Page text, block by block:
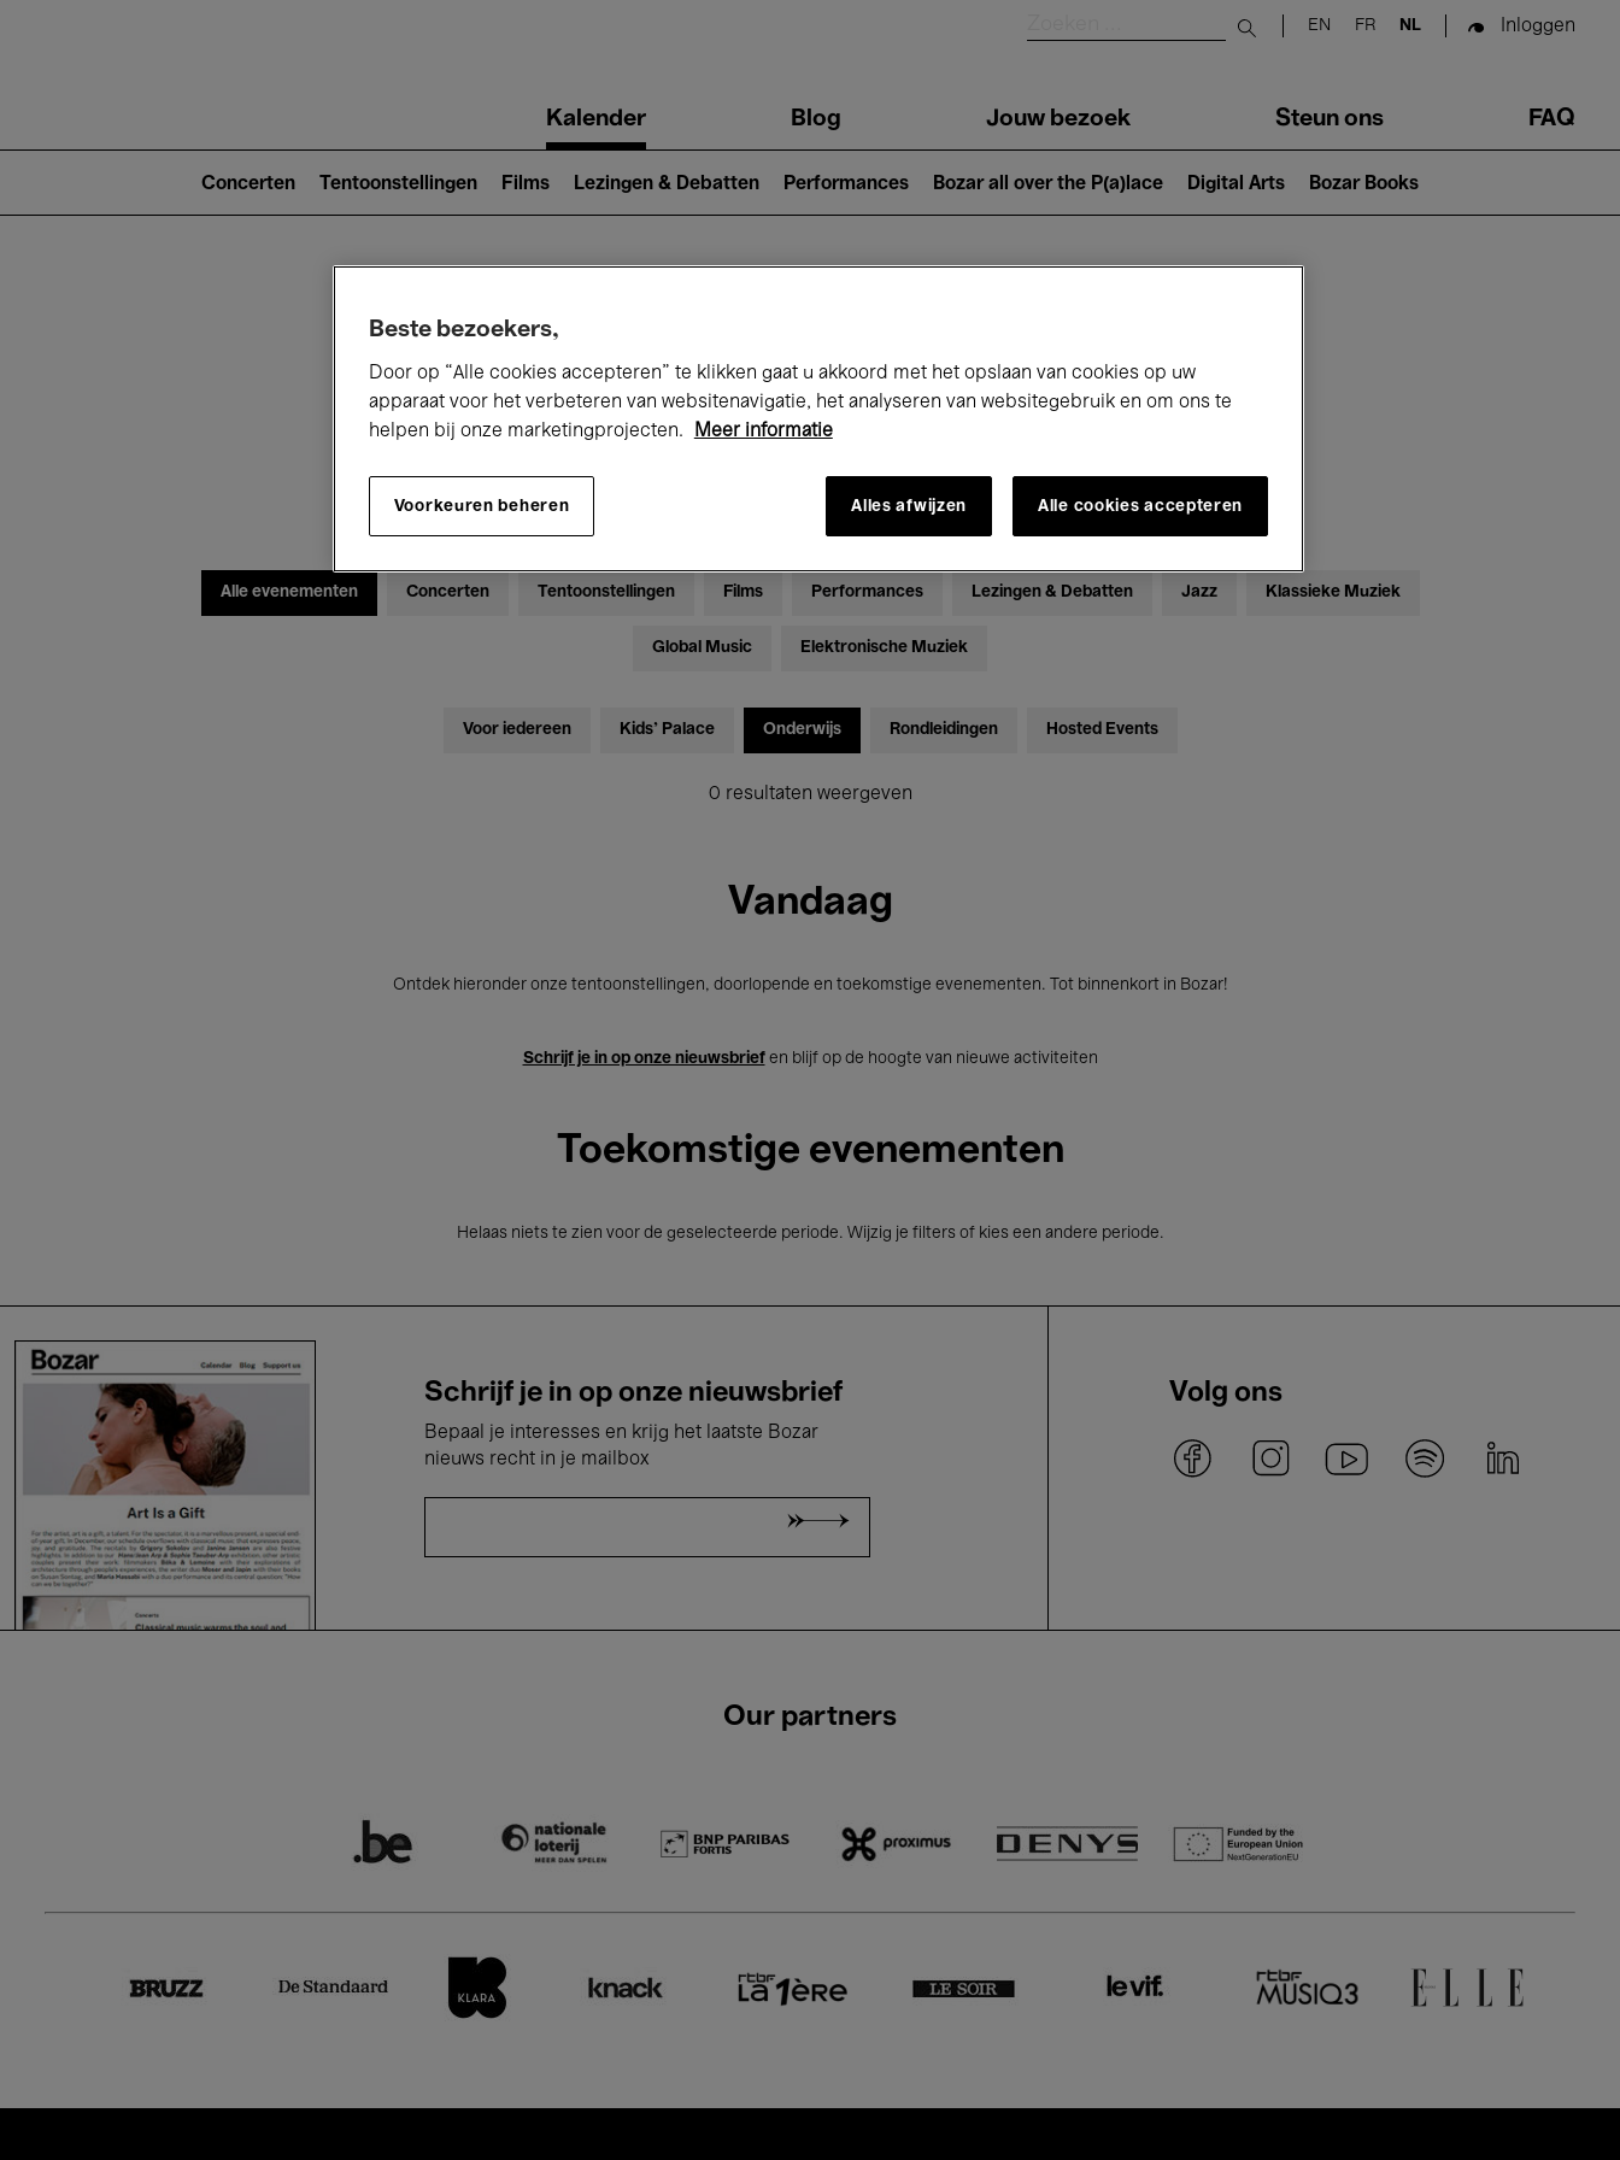
Submit search
EN FR NL Inloggen
navigationKalender Blog Jouw bezoek Steun ons FAQ
2)
Concerten Tentoonstellingen Films Lezingen & Debatten Performances Bozar all over the P(a)lace Digital Arts Bozar Books
Vandaag Komende 7 dagen
Zondag 09 - Maandag 17 Augustus 2026
Alle evenementen Concerten Tentoonstellingen Films Performances Lezingen & Debatten Jazz Klassieke Muziek
Global Music Elektronische Muziek
Voor iedereen Kids’ Palace Onderwijs Rondleidingen Hosted Events
0 resultaten weergeven
Vandaag
Ontdek hieronder onze tentoonstellingen, doorlopende en toekomstige evenementen. Tot binnenkort in Bozar!
Schrijf je in op onze nieuwsbriefen blijf op de hoogte van nieuwe activiteiten
Toekomstige evenementen
Helaas niets te zien voor de geselecteerde periode. Wijzig je filters of kies een andere periode.
Schrijf je in op onze nieuwsbrief
Bepaal je interesses en krijg het laatste Bozar
nieuws recht in je mailbox
Volg ons
Our partners
Beste bezoekers,
Door op “Alle cookies accepteren” te klikken gaat u akkoord met het opslaan van cookies op uw
apparaat voor het verbeteren van websitenavigatie, het analyseren van websitegebruik en om ons te
helpen bij onze marketingprojecten.
Meer informatie
Voorkeuren beheren Alles afwijzen Alle cookies accepteren